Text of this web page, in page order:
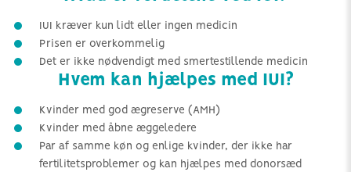
IUI kræver kun lidt eller ingen medicin
Prisen er overkommelig
Det er ikke nødvendigt med smertestillende medicin
Hvem kan hjælpes med IUI?
Kvinder med god ægreserve (AMH)
Kvinder med åbne æggeledere
Par af samme køn og enlige kvinder, der ikke har
fertilitetsproblemer og kan hjælpes med donorsæd